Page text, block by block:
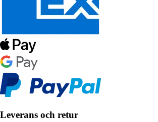
Leverans och retur